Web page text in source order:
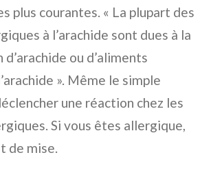
plus courantes. « La plupart des
à l’arachide sont dues à la
ou d’aliments
». Même le simple
une réaction chez les
Si vous êtes allergique,
de mise.